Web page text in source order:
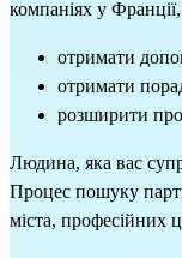
компаніях у
отримати
отримати
розширити
Людина, яка вас
Процес пошуку
міста, професійних